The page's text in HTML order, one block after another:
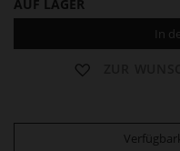
AUF LAGER
In